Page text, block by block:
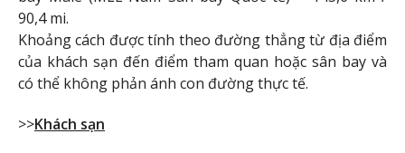
90,4 mi.
Khoảng cách được tính theo đường thẳng từ địa điểm
của khách sạn đến điểm tham quan hoặc sân bay và
có thể không phản ánh con đường thực tế.
>>Khách sạn